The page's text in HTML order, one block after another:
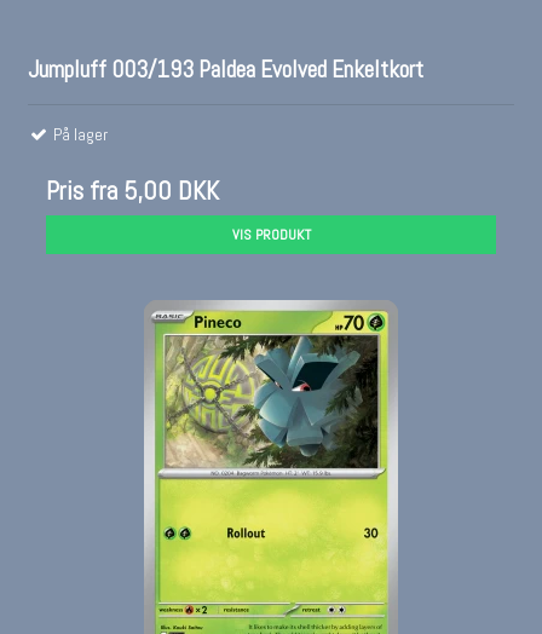
Jumpluff 003/193 Paldea Evolved Enkeltkort
På lager
Pris fra 5,00 DKK
VIS PRODUKT